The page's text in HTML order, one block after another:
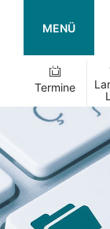
MENÜ
Termine